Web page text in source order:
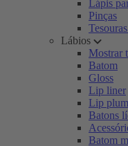
Lápis
Pinças
Lábios
Mostrar
Batom
Gloss
Lip liner
Lip
Batons
Batom